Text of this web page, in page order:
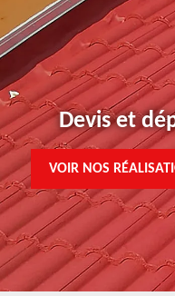
Devis et
VOIR NOS